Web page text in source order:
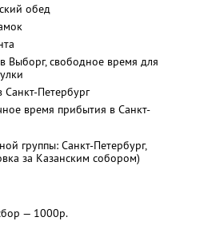
обед
Выборг, свободное время для
Петербург
время прибытия в Санкт-
группы: Санкт-Петербург,
за Казанским собором)
— 1000р.